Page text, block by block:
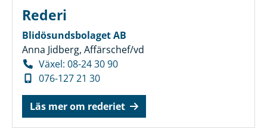
Rederi
Blidösundsbolaget AB
Anna Jidberg, Affärschef/vd
Växel: 08-24 30 90
076-127 21 30
Läs mer om rederiet